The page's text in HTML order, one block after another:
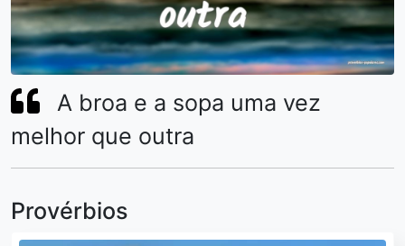
A broa e a sopa uma vez
melhor que outra
Provérbios